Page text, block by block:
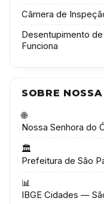
Câmera de
Desentupimento
Funciona
SOBRE
🌐
Nossa Senhora do
🏛️
Prefeitura de São
📊
IBGE Cidades —